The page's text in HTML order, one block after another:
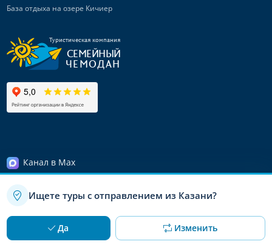
Ищете туры с отправлением из Казани?
Да Изменить
База отдыха на озере Кичиер
Туристическая компания
СЕМЕЙНЫЙ
ЧЕМОДАН
Канал в Max
Канал ВКонтакте
© 2008 – 2026 «Семейный чемодан»
Используя данный сайт, вы даете согласие на использование
файлов cookie